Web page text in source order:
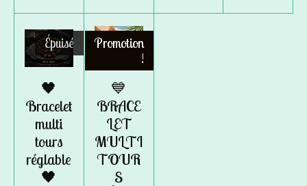
Épuisé
🖤
Bracelet
multi
tours
réglable
🖤
Promotion
!
💙
BRACE
LET
MULTI
TOUR
S